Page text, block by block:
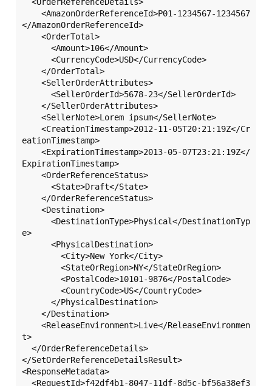
</AmazonOrderReferenceId>
eationTimestamp>
ExpirationTimestamp>
e>
t>
</SetOrderReferenceDetailsResult>
<ResponseMetadata>